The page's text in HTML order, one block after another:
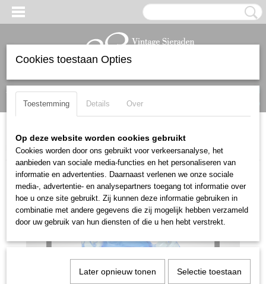
Inloggen Registreren
(0)
Home >Cool & collected>Cool & collected>Grote GAIL D. GILL
handgesigneerde sculpturale parfumfles
Cookies toestaan Opties
Toestemming Details Over
Op deze website worden cookies gebruikt
Cookies worden door ons gebruikt voor verkeersanalyse, het
aanbieden van sociale media-functies en het personaliseren van
informatie en advertenties. Daarnaast verlenen we onze sociale
media-, advertentie- en analysepartners toegang tot informatie over
hoe u onze site gebruikt. Zij kunnen deze informatie gebruiken in
combinatie met andere gegevens die zij mogelijk hebben verzameld
door uw gebruik van hun diensten of die u hen hebt verstrekt.
Later opnieuw tonen Selectie toestaan